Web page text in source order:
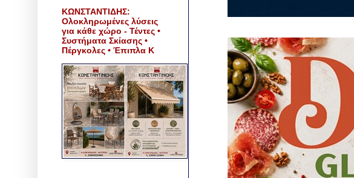
ΚΩΝΣΤΑΝΤΙΔΗΣ:
Ολοκληρωμένες λύσεις
για κάθε χώρο - Τέντες •
Συστήματα Σκίασης •
Πέργκολες • Έπιπλα Κ